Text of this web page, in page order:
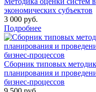
экономических субъектов
3 000 руб.
Подробнее
Сборник типовых
планирования и
бизнес-процессов